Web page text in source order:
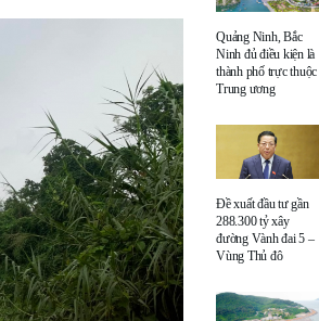
Quảng Ninh, Bắc
Ninh đủ điều kiện là
thành phố trực thuộc
Trung ương
Đề xuất đầu tư gần
288.300 tỷ xây
đường Vành đai 5 –
Vùng Thủ đô